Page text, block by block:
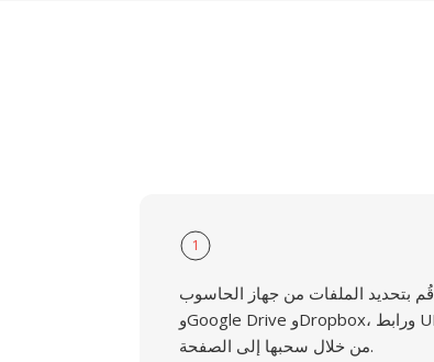
1
قُم بتحديد الملفات من جهاز الحاسوب
وGoogle Drive وDropbox، ورابط URL أو
من خلال سحبها إلى الصفحة.